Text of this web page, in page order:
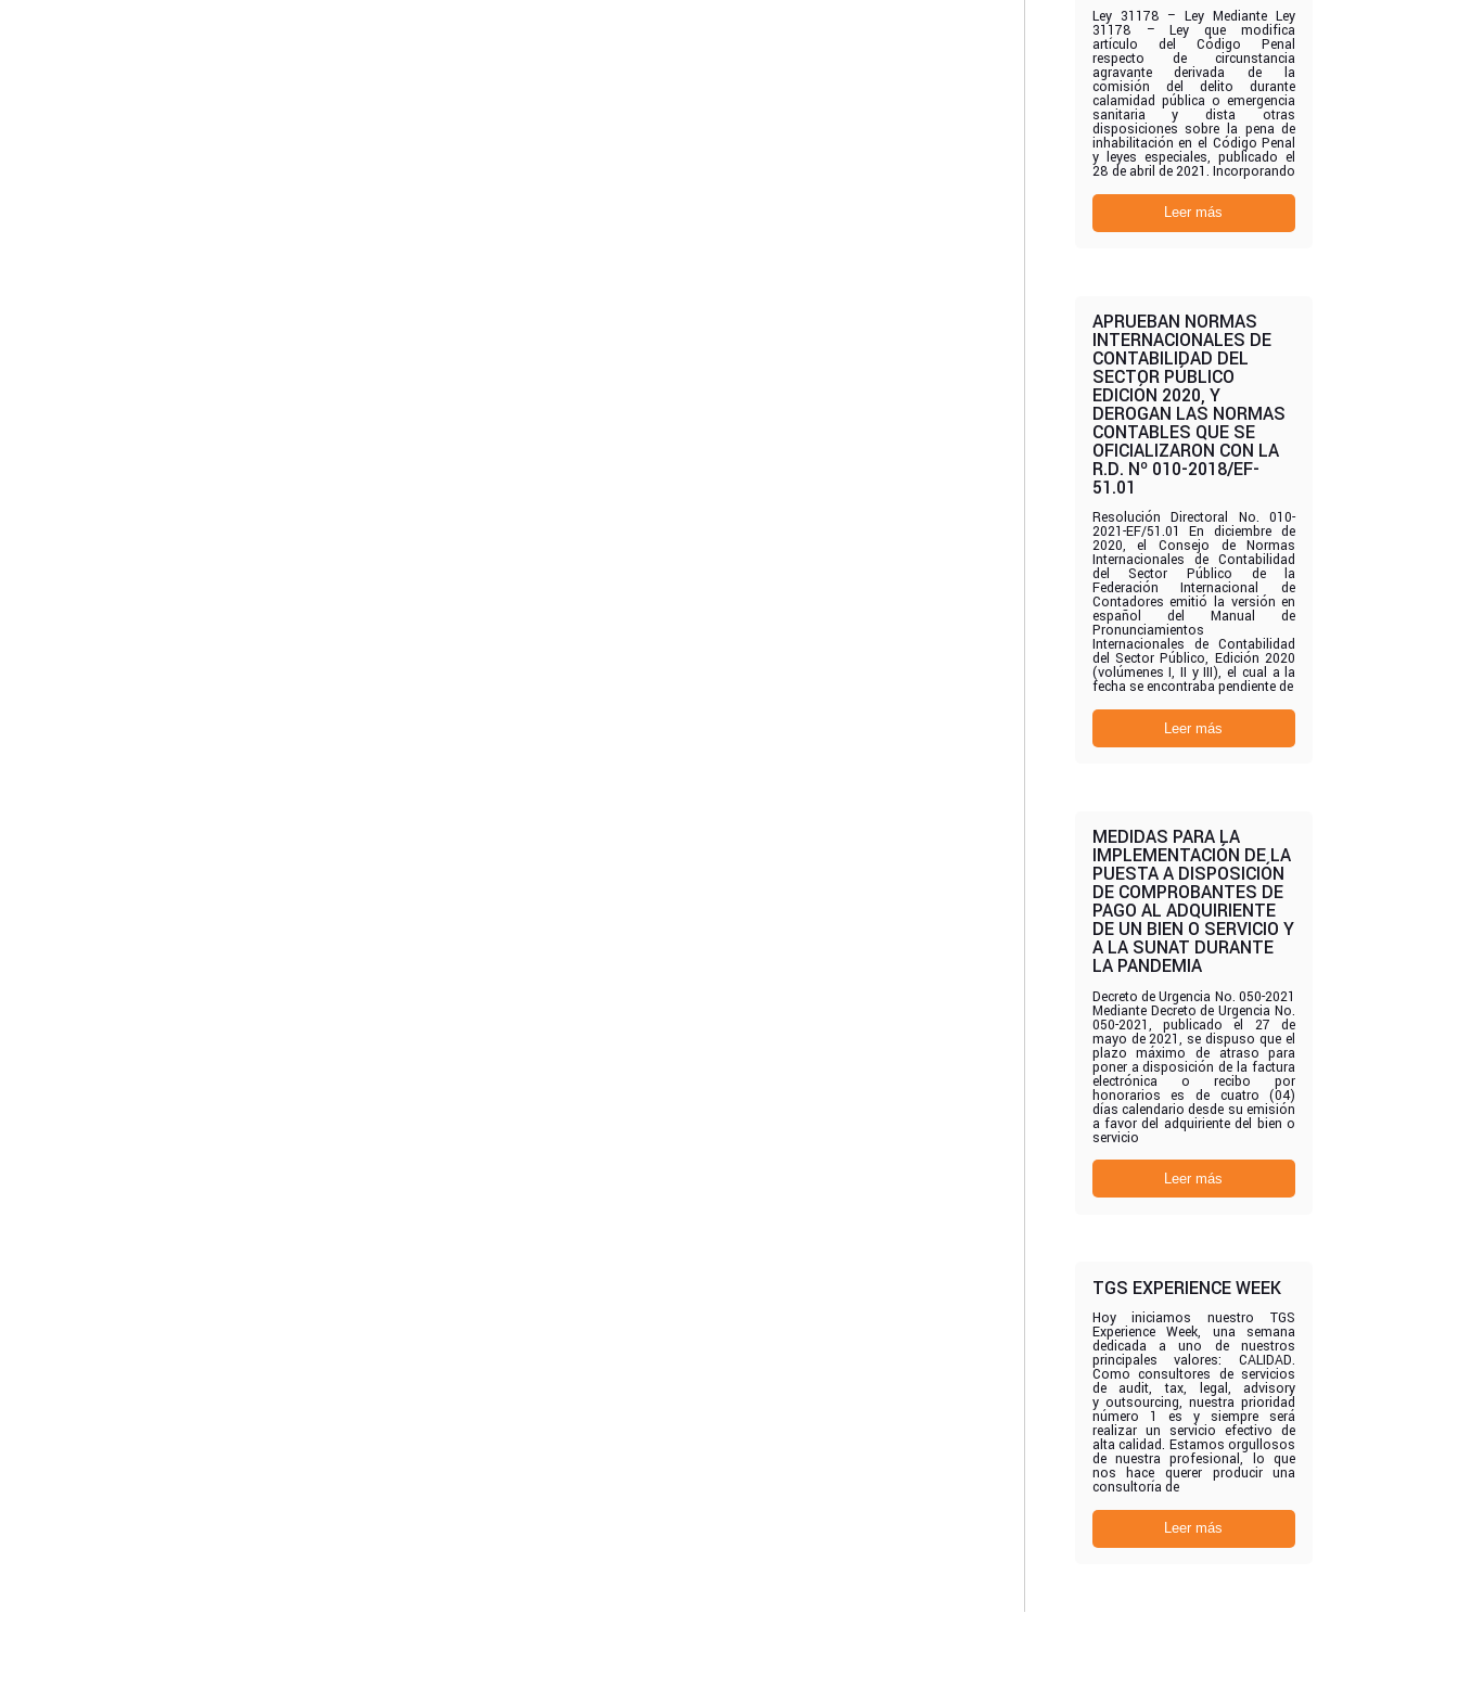
Ley 31178 – Ley Mediante Ley
31178 – Ley que modifica
artículo del Código Penal
respecto de circunstancia
agravante derivada de la
comisión del delito durante
calamidad pública o emergencia
sanitaria y dista otras
disposiciones sobre la pena de
inhabilitación en el Código Penal
y leyes especiales, publicado el
28 de abril de 2021. Incorporando
Leer más
APRUEBAN NORMAS
INTERNACIONALES DE
CONTABILIDAD DEL
SECTOR PÚBLICO
EDICIÓN 2020, Y
DEROGAN LAS NORMAS
CONTABLES QUE SE
OFICIALIZARON CON LA
R.D. Nº 010-2018/EF-
51.01
Resolución Directoral No. 010-
2021-EF/51.01 En diciembre de
2020, el Consejo de Normas
Internacionales de Contabilidad
del Sector Público de la
Federación Internacional de
Contadores emitió la versión en
español del Manual de
Pronunciamientos
Internacionales de Contabilidad
del Sector Público, Edición 2020
(volúmenes I, II y III), el cual a la
fecha se encontraba pendiente de
Leer más
MEDIDAS PARA LA
IMPLEMENTACIÓN DE LA
PUESTA A DISPOSICIÓN
DE COMPROBANTES DE
PAGO AL ADQUIRIENTE
DE UN BIEN O SERVICIO Y
A LA SUNAT DURANTE
LA PANDEMIA
Decreto de Urgencia No. 050-2021
Mediante Decreto de Urgencia No.
050-2021, publicado el 27 de
mayo de 2021, se dispuso que el
plazo máximo de atraso para
poner a disposición de la factura
electrónica o recibo por
honorarios es de cuatro (04)
días calendario desde su emisión
a favor del adquiriente del bien o
servicio
Leer más
TGS EXPERIENCE WEEK
Hoy iniciamos nuestro TGS
Experience Week, una semana
dedicada a uno de nuestros
principales valores: CALIDAD.
Como consultores de servicios
de audit, tax, legal, advisory
y outsourcing, nuestra prioridad
número 1 es y siempre será
realizar un servicio efectivo de
alta calidad. Estamos orgullosos
de nuestra profesional, lo que
nos hace querer producir una
consultoría de
Leer más